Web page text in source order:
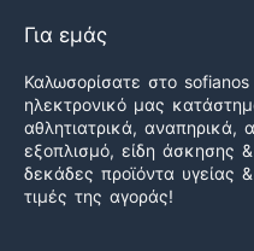
Για εμάς
Καλωσορίσατε στο
ηλεκτρονικό μας
αθλητιατρικά, αναπηρικά,
εξοπλισμό, είδη άσκησης
δεκάδες προϊόντα υγείας
τιμές της αγοράς!